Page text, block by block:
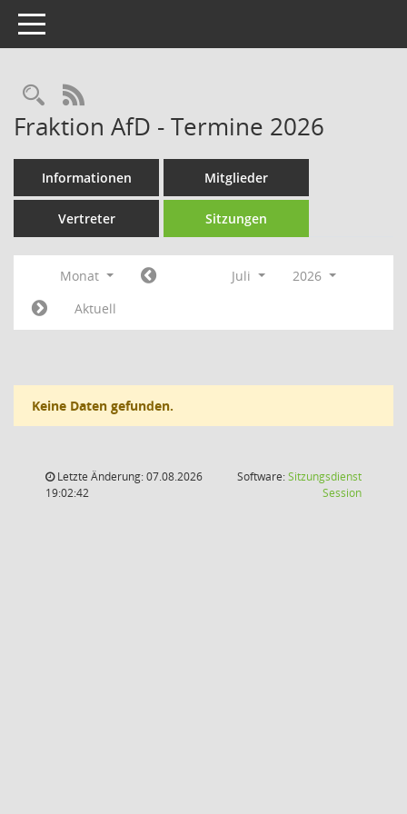
Toggle navigation
Rechercheauswahl
RSS-Feed
Fraktion AfD - Termine 2026
Informationen Mitglieder
Vertreter Sitzungen
Monat Juli
2026
Aktuell
Keine Daten gefunden.
Letzte Änderung: 07.08.2026
19:02:42
Software:Sitzungsdienst
Session(Wird in